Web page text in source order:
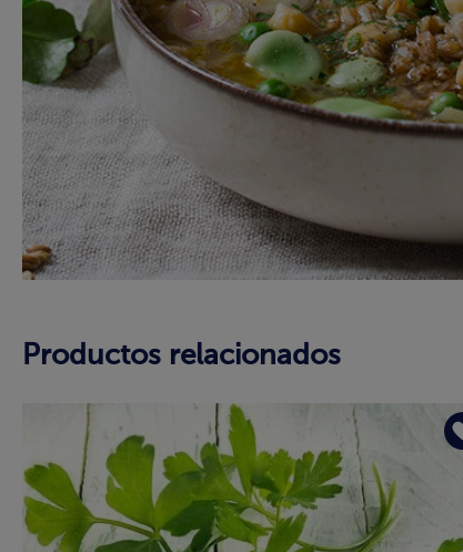
Productos relacionados